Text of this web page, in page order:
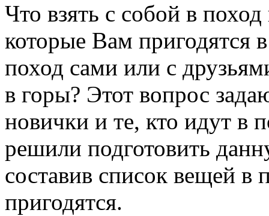
Что взять с собой в
которые Вам пригодятся
поход сами или с
в горы? Этот вопрос
новички и те, кто идут в
решили подготовить
составив список вещей в
пригодятся.